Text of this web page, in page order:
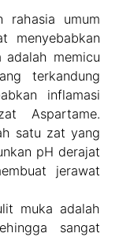
rahasia umum
menyebabkan
adalah memicu
terkandung
inflamasi
Aspartame.
satu zat yang
pH derajat
jerawat
muka adalah
sangat